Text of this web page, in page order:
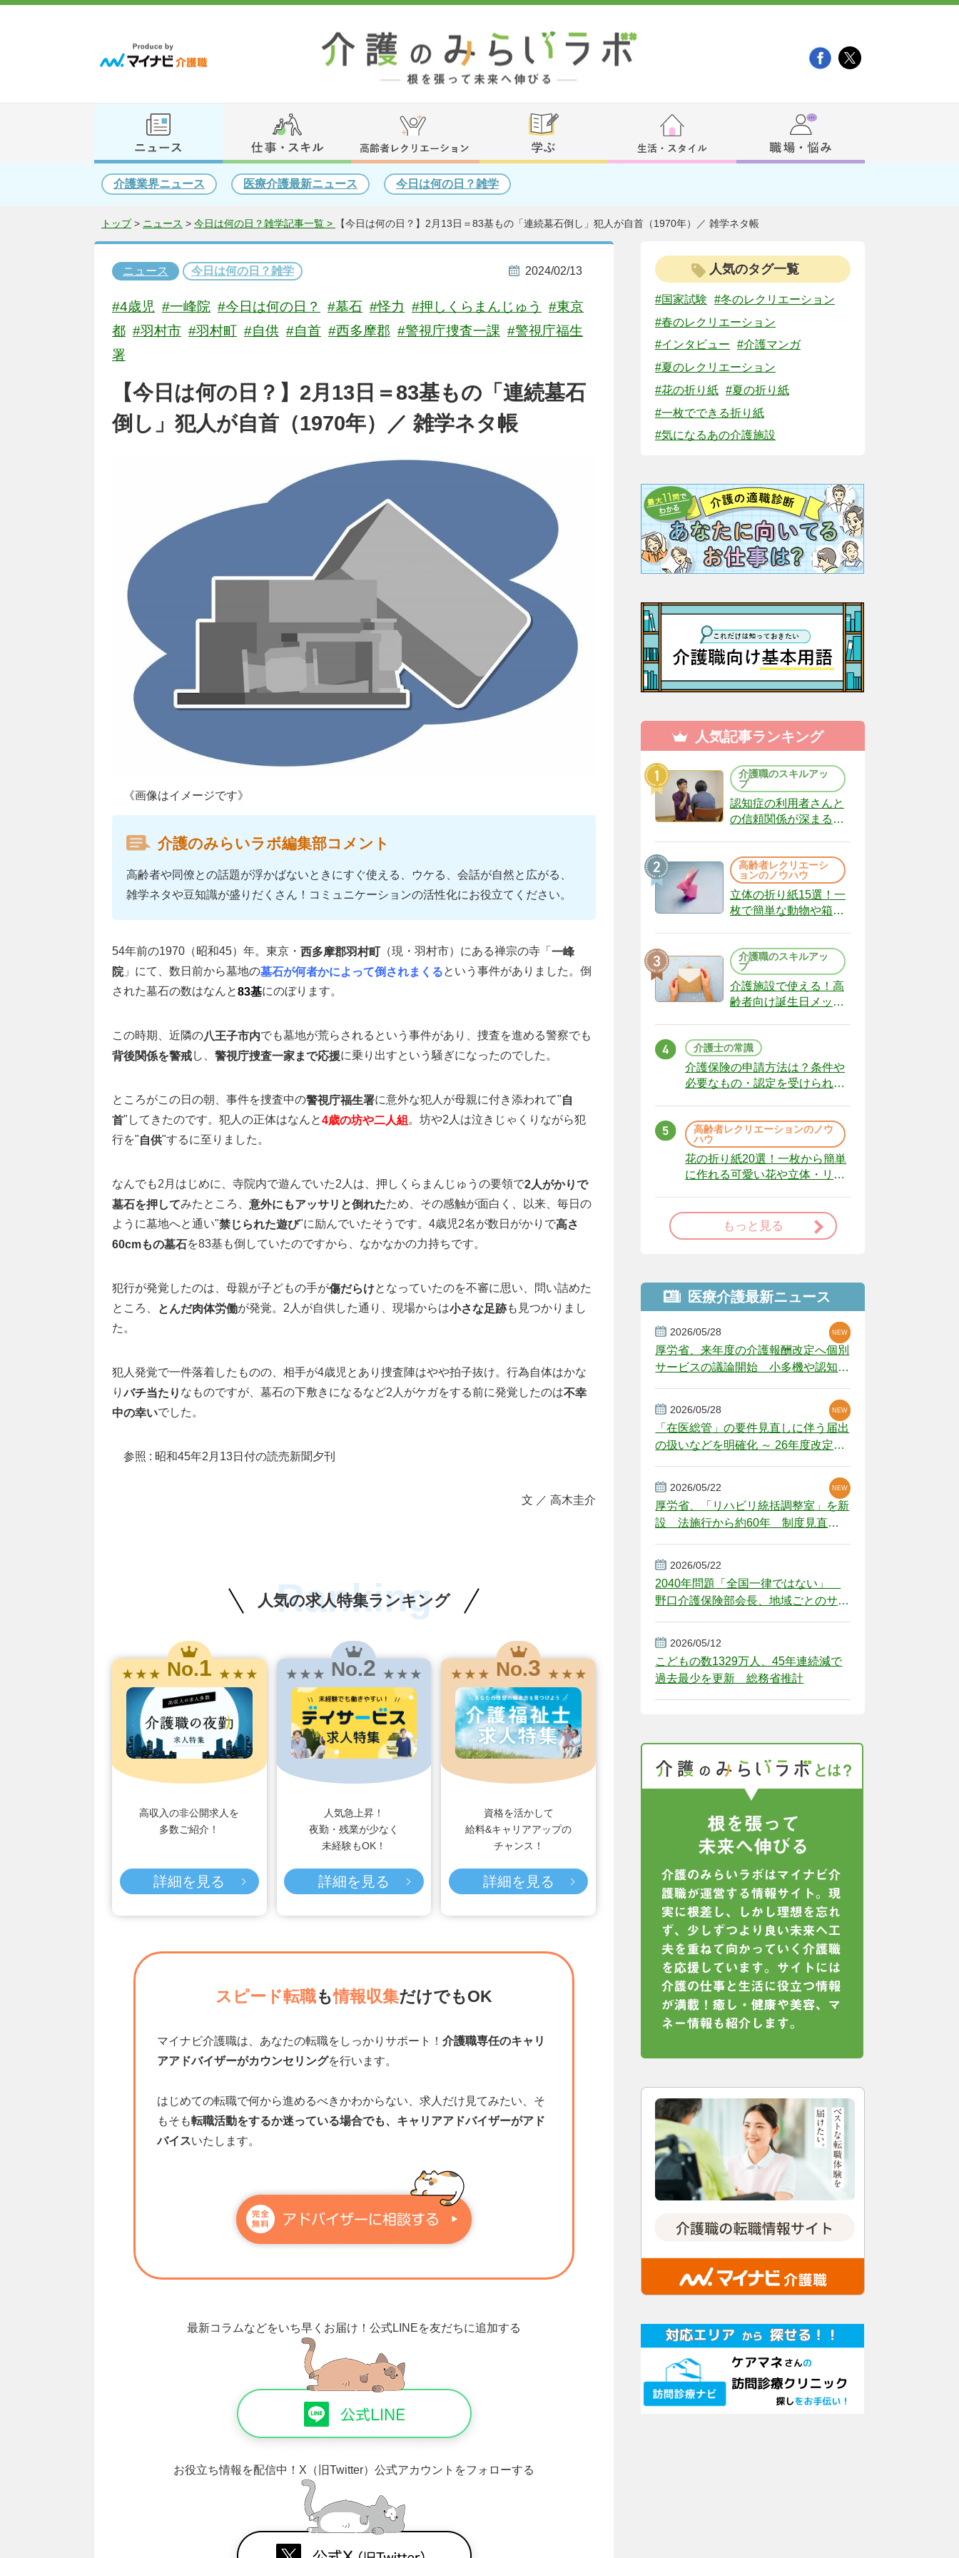
介護業界ニュース 医療介護最新ニュース 今日は何の日？雑学
トップ> ニュース > 今日は何の日？雑学記事一覧 > 【今日は何の日？】2月13日＝83基もの「連続墓石倒し」犯人が自首（1970年）／ 雑学ネタ帳
ニュース 今日は何の日？雑学 2024/02/13
#4歳児 #一峰院 #今日は何の日？ #墓石 #怪力 #押しくらまんじゅう
#東京
都 #羽村市 #羽村町 #自供 #自首 #西多摩郡 #警視庁捜査一課 #警視庁福生
署
【今日は何の日？】2月13日＝83基もの「連続墓石
倒し」犯人が自首（1970年）／ 雑学ネタ帳
《画像はイメージです》
介護のみらいラボ編集部コメント
高齢者や同僚との話題が浮かばないときにすぐ使える、ウケる、会話が自然と広がる、
雑学ネタや豆知識が盛りだくさん！コミュニケーションの活性化にお役立てください。
54年前の1970（昭和45）年。東京・ 西多摩郡羽村町（現・羽村市）にある禅宗の寺「 一峰
院 」にて、数日前から墓地の墓石が何者かによって倒されまくるという事件がありました。倒
された墓石の数はなんと83基にのぼります。
この時期、近隣の八王子市内でも墓地が荒らされるという事件があり、捜査を進める警察でも
背後関係を警戒し、 警視庁捜査一家まで応援に乗り出すという騒ぎになったのでした。
ところがこの日の朝、事件を捜査中の警視庁福生署に意外な犯人が母親に付き添われて"自
首"してきたのです。犯人の正体はなんと4歳の坊や二人組 。坊や2人は泣きじゃくりながら犯
行を"自供"するに至りました。
なんでも2月はじめに、寺院内で遊んでいた2人は、押しくらまんじゅうの要領で2人がかりで
墓石を押してみたところ、 意外にもアッサリと倒れたため、その感触が面白く、以来、毎日の
ように墓地へと通い"禁じられた遊び"に励んでいたそうです。4歳児2名が数日がかりで高さ
60cmもの墓石を83基も倒していたのですから、なかなかの力持ちです。
犯行が発覚したのは、母親が子どもの手が傷だらけとなっていたのを不審に思い、問い詰めた
ところ、
とんだ肉体労働が発覚。2人が自供した通り、現場からは小さな足跡も見つかりまし
た。
犯人発覚で一件落着したものの、相手が4歳児とあり捜査陣はやや拍子抜け。行為自体はかな
り バチ当たり なものですが、墓石の下敷きになるなど2人がケガをする前に発覚したのは不幸
中の幸いでした。
参照 : 昭和45年2月13日付の読売新聞夕刊
文 ／ 高木圭介
人気の求人特集ランキング
Ranking
★ ★ ★ No.1 ★ ★ ★
高収入の非公開求人を
多数ご紹介！
詳細を見る
★ ★ ★ No.2 ★ ★ ★
人気急上昇！
夜勤・残業が少なく
未経験もOK！
詳細を見る
★ ★ ★ No.3 ★ ★ ★
資格を活かして
給料&キャリアアップの
チャンス！
詳細を見る
スピード転職も情報収集だけでもOK
マイナビ介護職は、あなたの転職をしっかりサポート！ 介護職専任のキャリ
アアドバイザーがカウンセリングを行います。
はじめての転職で何から進めるべきかわからない、求人だけ見てみたい、そ
もそも転職活動をするか迷っている場合でも、キャリアアドバイザーがアド
バイスいたします。
最新コラムなどをいち早くお届け！ 公式LINEを友だちに追加する
お役立ち情報を配信中！ X（旧Twitter）公式アカウントをフォローする
人気のタグ一覧
#国家試験
#冬のレクリエーション
#春のレクリエーション
#インタビュー
#介護マンガ
#夏のレクリエーション
#花の折り紙 #夏の折り紙
#一枚でできる折り紙
#気になるあの介護施設
人気記事ランキング
介護職のスキルアッ
プ
認知症の利用者さんと
の信頼関係が深まる声
（22）
高齢者レクリエーシ
ョンのノウハウ
立体の折り紙15選！一
枚で簡単な動物や箱、
介護職のスキルアッ
プ
介護施設で使える！高
齢者向け誕生日メッセ
介護士の常識
介護保険の申請方法は？条件や
必要なもの・認定を受けられな
高齢者レクリエーションのノウ
ハウ
花の折り紙20選！一枚から簡単
に作れる可愛い花や立体・リー
もっと見る
医療介護最新ニュース
2026/05/28
厚労省、来年度の介護報酬改定へ個別
サービスの議論開始 小多機や認知症
NEW
NEW
NEW
2026/05/28
「在医総管」の要件見直しに伴う届出
の扱いなどを明確化 ～ 26年度改定疑
NEW
NEW
2026/05/22
厚労省、「リハビリ統括調整室」を新
設 法施行から約60年 制度見直し
NEW
2026/05/22
2040年問題「全国一律ではない」
野口介護保険部会長、地域ごとのサー
2026/05/12
こどもの数1329万人、45年連続減で
過去最少を更新 総務省推計